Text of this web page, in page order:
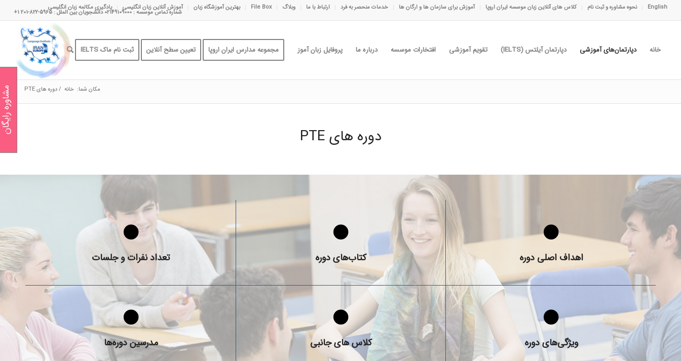
English نحوه مشاوره و ثبت نام کلاس های آنلاین زبان موسسه ایران اروپا آموزش برای سازمان ها و ارگان ها خدمات منحصر به فرد ارتباط با ما وبلاگ File Box بهترین آموزشگاه زبان آموزش آنلاین زبان انگلیسی یادگیری مکالمه زبان انگلیسی
شماره تماس موسسه : 02149109000 دانشجویان بین الملل : 5965-822-201 1+
خانه دپارتمان‌های آموزشی دپارتمان آیلتس (IELTS) تقویم آموزشی افتخارات موسسه درباره ما پروفایل زبان آموز مجموعه مدارس ایران اروپا تعیین سطح آنلاین ثبت نام ماک IELTS
مکان شما: خانه /دوره های PTE
دوره های PTE
تعداد نفرات و جلسات
کلاس های PTE چند نفره هستند و چند جلسه ای برگزار
می‌‎شوند؟
کتاب‌های دوره اهداف اصلی دوره
هدف از برگزاری دوره PTE چیست؟
مدرسین دوره‌ها
با استادان دوره های PTE آشنا شوید!
کلاس‌ های جانبی
چه کلاس ها و خدمات جانبی در دوره PTE برگزار می‌شوند؟
ویژگی‌های دوره
شرکت در دوره های PTE در موسسه ایران اروپا چه ویژگی‌هایی